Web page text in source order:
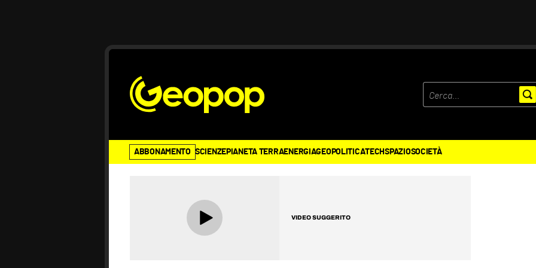
ABBONAMENTO SCIENZEPIANETA TERRAENERGIAGEOPOLITICATECHSPAZIOSOCIETÀ
VIDEO SUGGERITO